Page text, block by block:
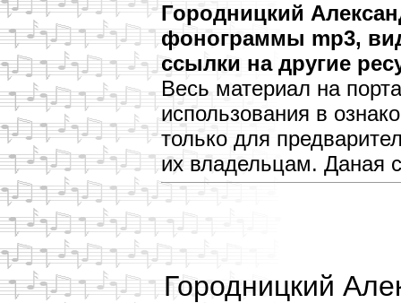
Городницкий
фонограммы mp3,
ссылки на другие
Весь материал на
использования в
только для
их владельцам. Даная
Городницкий